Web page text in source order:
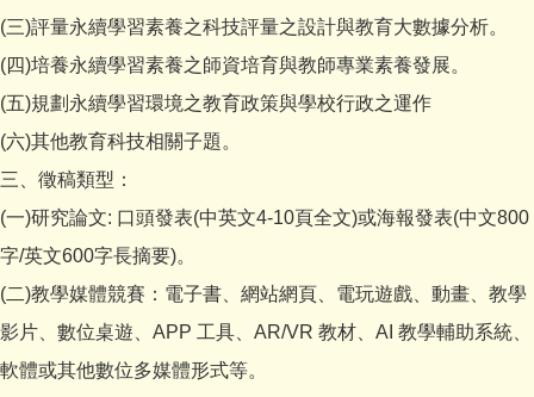
(三)評量永續學習素養之科技評量之設計與教育大數據分析。
(四)培養永續學習素養之師資培育與教師專業素養發展。
(五)規劃永續學習環境之教育政策與學校行政之運作
(六)其他教育科技相關子題。
三、徵稿類型：
(一)研究論文: 口頭發表(中英文4-10頁全文)或海報發表(中文800
字/英文600字長摘要)。
(二)教學媒體競賽：電子書、網站網頁、電玩遊戲、動畫、教學
影片、數位桌遊、APP 工具、AR/VR 教材、AI 教學輔助系統、
軟體或其他數位多媒體形式等。